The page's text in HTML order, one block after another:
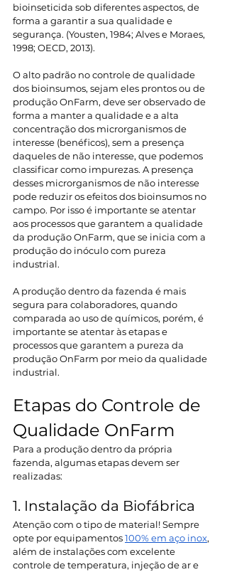
bioinseticida sob diferentes aspectos, de
forma a garantir a sua qualidade e
segurança. (Yousten, 1984; Alves e Moraes,
1998; OECD, 2013).
O alto padrão no controle de qualidade
dos bioinsumos, sejam eles prontos ou de
produção OnFarm, deve ser observado de
forma a manter a qualidade e a alta
concentração dos microrganismos de
interesse (benéficos), sem a presença
daqueles de não interesse, que podemos
classificar como impurezas. A presença
desses microrganismos de não interesse
pode reduzir os efeitos dos bioinsumos no
campo. Por isso é importante se atentar
aos processos que garantem a qualidade
da produção OnFarm, que se inicia com a
produção do inóculo com pureza
industrial.
A produção dentro da fazenda é mais
segura para colaboradores, quando
comparada ao uso de químicos, porém, é
importante se atentar às etapas e
processos que garantem a pureza da
produção OnFarm por meio da qualidade
industrial.
Etapas do Controle de
Qualidade OnFarm
Para a produção dentro da própria
fazenda, algumas etapas devem ser
realizadas:
1. Instalação da Biofábrica
Atenção com o tipo de material! Sempre
opte por equipamentos 100% em aço inox,
além de instalações com excelente
controle de temperatura, injeção de ar e